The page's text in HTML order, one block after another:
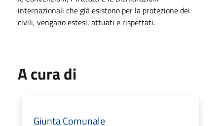
internazionali che già esistono per la protezione dei
civili, vengano estesi, attuati e rispettati.
A cura di
Giunta Comunale